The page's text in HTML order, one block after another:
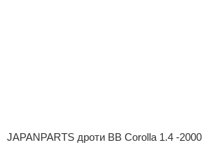
JAPANPARTS дроти ВВ Corolla 1.4 -2000